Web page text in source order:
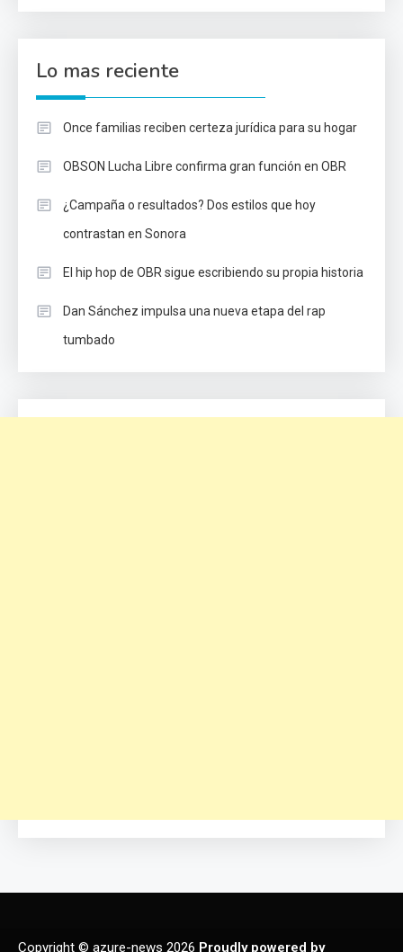
Lo mas reciente
Once familias reciben certeza jurídica para su hogar
OBSON Lucha Libre confirma gran función en OBR
¿Campaña o resultados? Dos estilos que hoy
contrastan en Sonora
El hip hop de OBR sigue escribiendo su propia historia
Dan Sánchez impulsa una nueva etapa del rap
tumbado
Copyright © azure-news 2026 Proudly powered by